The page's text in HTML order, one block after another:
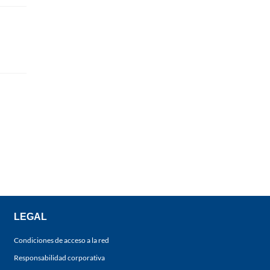
LEGAL
Condiciones de acceso a la red
Responsabilidad corporativa